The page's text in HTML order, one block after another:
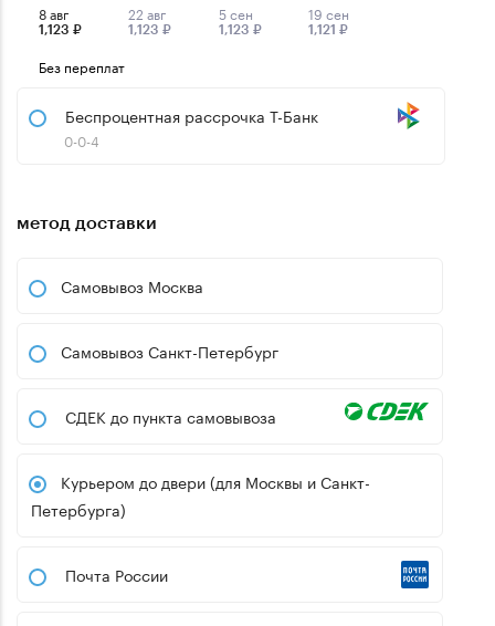
8 авг
1,123 ₽
22 авг
1,123 ₽
5 сен
1,123 ₽
19 сен
1,121 ₽
Без переплат
Беспроцентная рассрочка Т-Банк
0-0-4
метод доставки
Самовывоз Москва
Самовывоз Санкт-Петербург
СДЕК до пункта самовывоза
Курьером до двери (для Москвы и Санкт-
Петербурга)
Почта России